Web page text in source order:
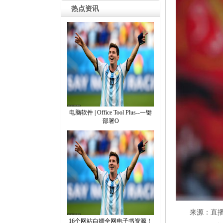
热点资讯
电脑软件|OfficeToolPlus--一键
部署O
16个网站白嫖全网电子书资源！
来源：直